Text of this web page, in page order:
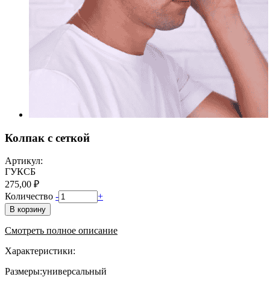
Колпак с сеткой
Артикул:
ГУКСБ
275,00 ₽
Количество - +
В корзину
Смотреть полное описание
Характеристики:
Размеры:универсальный